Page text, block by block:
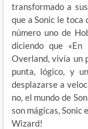
transformado a
que a Sonic le toca
número uno de
diciendo que
Overland, vivía un
punta, lógico, y
desplazarse a
no, el mundo de
son mágicas, Sonic
Wizard!